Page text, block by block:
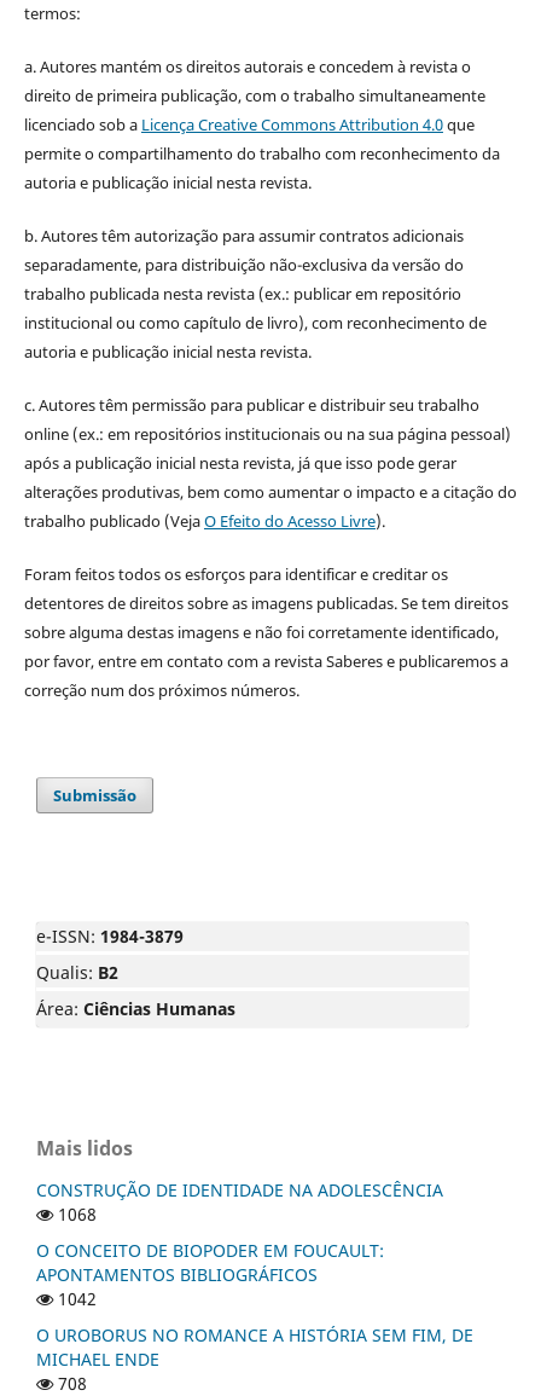
termos:
a. Autores mantém os direitos autorais e concedem à revista o
direito de primeira publicação, com o trabalho simultaneamente
licenciado sob a Licença Creative Commons Attribution 4.0que
permite o compartilhamento do trabalho com reconhecimento da
autoria e publicação inicial nesta revista.
b. Autores têm autorização para assumir contratos adicionais
separadamente, para distribuição não-exclusiva da versão do
trabalho publicada nesta revista (ex.: publicar em repositório
institucional ou como capítulo de livro), com reconhecimento de
autoria e publicação inicial nesta revista.
c. Autores têm permissão para publicar e distribuir seu trabalho
online (ex.: em repositórios institucionais ou na sua página pessoal)
após a publicação inicial nesta revista, já que isso pode gerar
alterações produtivas, bem como aumentar o impacto e a citação do
trabalho publicado (VejaO Efeito do Acesso Livre).
Foram feitos todos os esforços para identificar e creditar os
detentores de direitos sobre as imagens publicadas. Se tem direitos
sobre alguma destas imagens e não foi corretamente identificado,
por favor, entre em contato com a revista Saberes e publicaremos a
correção num dos próximos números.
Submissão
e-ISSN: 1984-3879
Qualis: B2
Área: Ciências Humanas
Mais lidos
CONSTRUÇÃO DE IDENTIDADE NA ADOLESCÊNCIA
1068
O CONCEITO DE BIOPODER EM FOUCAULT:
APONTAMENTOS BIBLIOGRÁFICOS
1042
O UROBORUS NO ROMANCE A HISTÓRIA SEM FIM, DE
MICHAEL ENDE
708